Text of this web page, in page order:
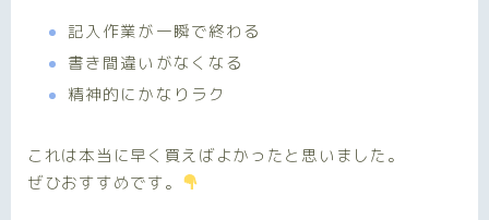
記入作業が一瞬で終わる
書き間違いがなくなる
精神的にかなりラク
これは本当に早く買えばよかったと思いました。
ぜひおすすめです。